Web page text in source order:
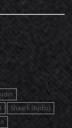
Shaark Studio)